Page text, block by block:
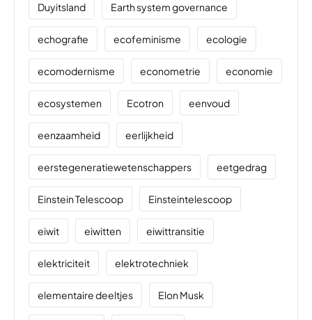
Duyitsland Earth system governance
echografie ecofeminisme ecologie
ecomodernisme econometrie economie
ecosystemen Ecotron eenvoud
eenzaamheid eerlijkheid
eerstegeneratiewetenschappers eetgedrag
Einstein Telescoop Einsteintelescoop
eiwit eiwitten eiwittransitie
elektriciteit elektrotechniek
elementaire deeltjes Elon Musk